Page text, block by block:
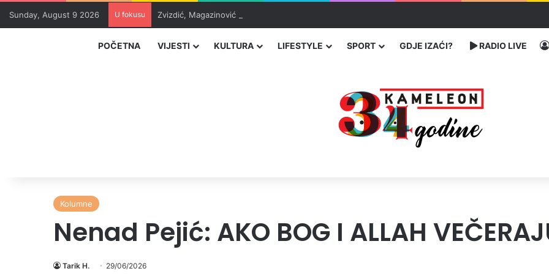
Sunday, August 9 2026 U fokusu Zvizdić, Magazinović i Kojović traže poseban status za Memorijalni centar Srebrenica
POČETNA VIJESTI KULTURA LIFESTYLE SPORT GDJE IZAĆI? RADIO LIVE
Kolumne
Nenad Pejić: AKO BOG I ALLAH
Tarik H. 29/06/2026